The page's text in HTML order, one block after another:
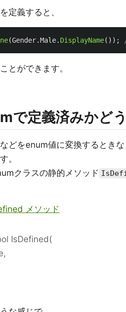
定義すると、
(Gender.Male. DisplayName());
とができます。
で定義済みかど
どをenum値に変換するとき
。
クラスの静的メソッド
メソッド
IsDefined(